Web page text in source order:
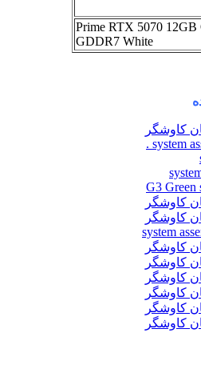
Prime RTX 5070 12GB
GDDR7 White